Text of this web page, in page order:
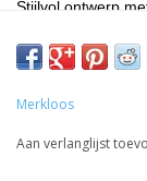
Stijlvol ontwerp
Merkloos
Aan verlanglijst